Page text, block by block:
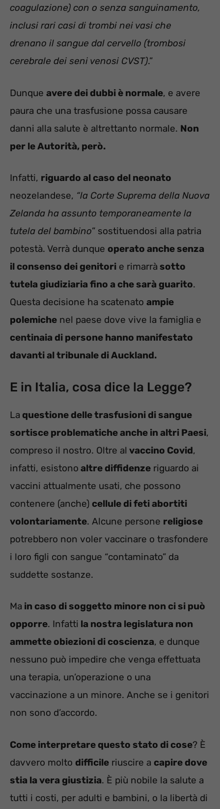
coagulazione) con o senza sanguinamento,
inclusi rari casi di trombi nei vasi che
drenano il sangue dal cervello (trombosi
cerebrale dei seni venosi CVST).”
Dunque avere dei dubbi è normale, e avere
paura che una trasfusione possa causare
danni alla salute è altrettanto normale. Non
per le Autorità, però.
Infatti, riguardo al caso del neonato
neozelandese, “la Corte Suprema della Nuova
Zelanda ha assunto temporaneamente la
tutela del bambino” sostituendosi alla patria
potestà. Verrà dunque operato anche senza
il consenso dei genitori e rimarrà sotto
tutela giudiziaria fino a che sarà guarito.
Questa decisione ha scatenato ampie
polemiche nel paese dove vive la famiglia e
centinaia di persone hanno manifestato
davanti al tribunale di Auckland.
E in Italia, cosa dice la Legge?
La questione delle trasfusioni di sangue
sortisce problematiche anche in altri Paesi,
compreso il nostro. Oltre al vaccino Covid,
infatti, esistono altre diffidenze riguardo ai
vaccini attualmente usati, che possono
contenere (anche) cellule di feti abortiti
volontariamente. Alcune persone religiose
potrebbero non voler vaccinare o trasfondere
i loro figli con sangue “contaminato” da
suddette sostanze.
Ma in caso di soggetto minore non ci si può
opporre. Infatti la nostra legislatura non
ammette obiezioni di coscienza, e dunque
nessuno può impedire che venga effettuata
una terapia, un’operazione o una
vaccinazione a un minore. Anche se i genitori
non sono d’accordo.
Come interpretare questo stato di cose? È
davvero molto difficile riuscire a capire dove
stia la vera giustizia. È più nobile la salute a
tutti i costi, per adulti e bambini, o la libertà di